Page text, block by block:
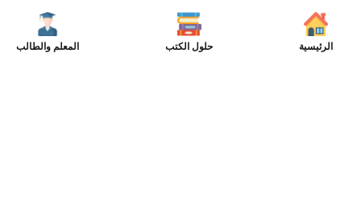
الرئيسية حلول الكتب المعلم والطالب